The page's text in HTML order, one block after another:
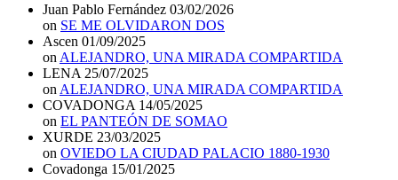
Juan Pablo Fernández 03/02/2026
on SE ME OLVIDARON DOS
Ascen 01/09/2025
on ALEJANDRO, UNA MIRADA COMPARTIDA
LENA 25/07/2025
on ALEJANDRO, UNA MIRADA COMPARTIDA
COVADONGA 14/05/2025
on EL PANTEÓN DE SOMAO
XURDE 23/03/2025
on OVIEDO LA CIUDAD PALACIO 1880-1930
Covadonga 15/01/2025